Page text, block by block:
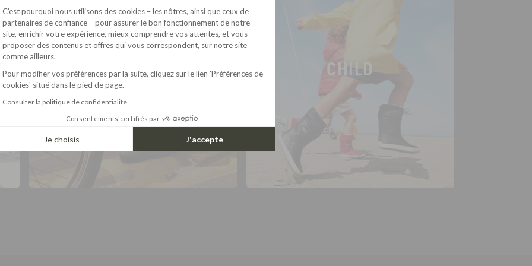
WOMAN CHILD
C’est pourquoi nous utilisons des cookies – les nôtres, ainsi que ceux de
partenaires de confiance – pour assurer le bon fonctionnement de notre
site, enrichir votre expérience, mieux comprendre vos attentes, et vous
proposer des contenus et offres qui vous correspondent, sur notre site
comme ailleurs.
Pour modifier vos préférences par la suite, cliquez sur le lien 'Préférences de
cookies' situé dans le pied de page.
Consulter la politique de confidentialité
Consentements certifiés par
Je choisis J'accepte
Axeptio consent